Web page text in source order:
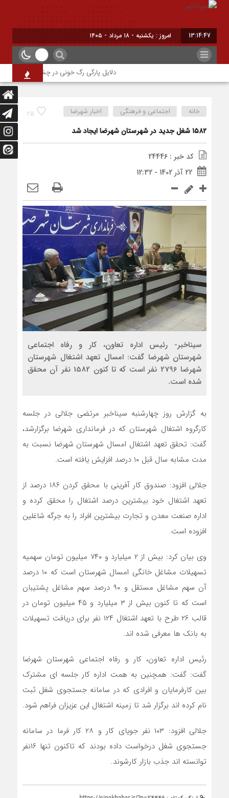
13:14:47 امروز : یکشنبه - ۱۸ مرداد - ۱۴۰۵
دلایل پارگی رگ خونی در چشم/ چه موقع
25 خانه اجتماعی و فرهنگی اخبار شهرضا
۱۵۸۲ شغل جدید در شهرستان شهرضا ایجاد شد
کد خبر : 24446
22 آذر 1402 - 12:32
سیناخبر- رئیس اداره تعاون، کار و رفاه اجتماعی
شهرستان شهرضا گفت: امسال تعهد اشتغال شهرستان
شهرضا 2796 نفر است که تا کنون 1582 نفر آن محقق
شده است.
به گزارش روز چهارشنبه سیناخبر مرتضی جلالی در جلسه
کارگروه اشتغال شهرستان که در فرمانداری شهرضا برگزارشد،
گفت: تحقق تعهد اشتغال امسال شهرستان شهرضا نسبت به
مدت مشابه سال قبل ۱۰ درصد افزایش یافته است.
جلالی افزود: صندوق کار آفرینی با محقق کردن ۱۸۶ درصد از
تعهد اشتغال خود بیشترین درصد اشتغال را محقق کرده و
اداره صنعت معدن و تجارت بیشترین افراد را به جرگه شاغلین
افزوده است.
وی بیان کرد: بیش از ۲ میلیارد و ۷۴۰ میلیون تومان سهمیه
تسهیلات مشاغل خانگی امسال شهرستان است که ۱۰ درصد
آن سهم مشاغل مستقل و ۹۰ درصد سهم مشاغل پشتیبان
است که تا کنون بیش از ۳ میلیارد و ۴۵ میلیون تومان در
قالب ۲۶ طرح با تعهد اشتغال ۱۲۴ نفر برای دریافت تسهیلات
به بانک ها معرفی شده اند.
رئیس اداره تعاون، کار و رفاه اجتماعی شهرستان شهرضا
گفت: گفت: همچنین به همت اداره کار جلسه ای مشترک
بین کارفرمایان و افرادی که در سامانه جستجوی شغل ثبت
نام کرده اند برگزار شد تا زمینه اشتغال این عزیزان فراهم شود.
جلالی افزود: ۱۰۳ نفر جویای کار و ۲۸ کار فرما در سامانه
جستجوی شغل درخواست داده بودند که تاکنون تنها ۱۶نفر
توانسته اند جذب بازار کارشوند.